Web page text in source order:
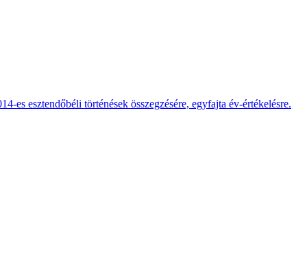
es esztendőbéli történések összegzésére, egyfajta év-értékelésre.